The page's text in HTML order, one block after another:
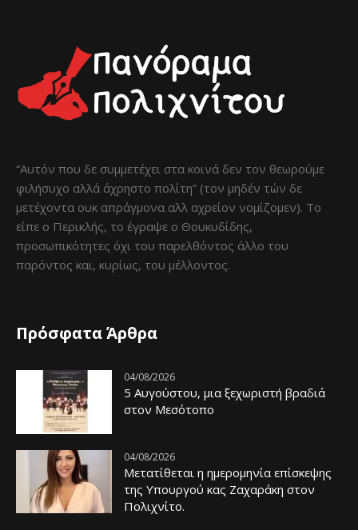
“Αυτόν που δε συμμετέχει στα κοινά δεν τον θεωρούμε
φιλήσυχο αλλά άχρηστο πολίτη” (τον μηδέν τών δε
μετέχοντα ουκ απράγμονα αλλ αχρείον νομίζομεν). Το
είπε ο Περικλής, το έγραψε ο Θουκυδίδης,
προσωπικότητες όχι του παρελθόντος άλλο του
παρόντος και, κυρίως, του μέλλοντος.
Πρόσφατα Άρθρα
04/08/2026
5 Αυγούστου, μια ξεχωριστή βραδιά
στον Μεσότοπο
04/08/2026
Μετατίθεται η ημερομηνία επίσκεψης
της Υπουργού κας Ζαχαράκη στον
Πολιχνίτο.